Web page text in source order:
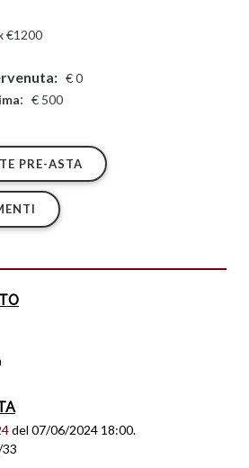
€1200
€0
: € 500
PRE-ASTA
del 07/06/2024 18:00.